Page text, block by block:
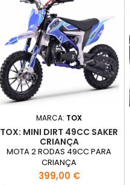
MARCA: TOX
TOX: MINI DIRT 49CC SAKER
CRIANÇA
MOTA 2 RODAS 49CC PARA
CRIANÇA
Preço
399,00 €